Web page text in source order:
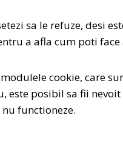
sa le refuze, desi
a afla cum poti face
cookie, care
posibil sa fii
functioneze.